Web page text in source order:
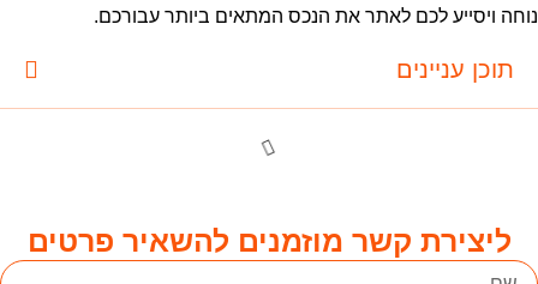
ליצירת קשר מוזמנים להשאיר פרטים
ויסייע לכם לאתר את הנכס המתאים ביותר עבורכם.
תוכן עניינים